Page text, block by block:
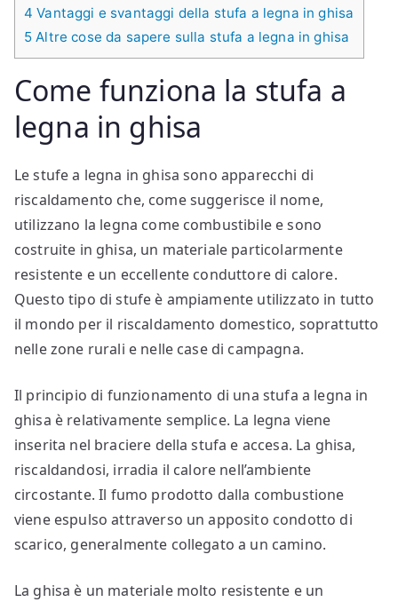
4 Vantaggi e svantaggi della stufa a legna in ghisa
5 Altre cose da sapere sulla stufa a legna in ghisa
Come funziona la stufa a
legna in ghisa
Le stufe a legna in ghisa sono apparecchi di
riscaldamento che, come suggerisce il nome,
utilizzano la legna come combustibile e sono
costruite in ghisa, un materiale particolarmente
resistente e un eccellente conduttore di calore.
Questo tipo di stufe è ampiamente utilizzato in tutto
il mondo per il riscaldamento domestico, soprattutto
nelle zone rurali e nelle case di campagna.
Il principio di funzionamento di una stufa a legna in
ghisa è relativamente semplice. La legna viene
inserita nel braciere della stufa e accesa. La ghisa,
riscaldandosi, irradia il calore nell’ambiente
circostante. Il fumo prodotto dalla combustione
viene espulso attraverso un apposito condotto di
scarico, generalmente collegato a un camino.
La ghisa è un materiale molto resistente e un